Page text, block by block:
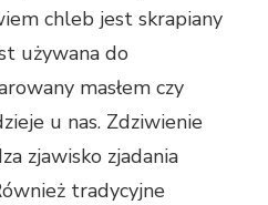
chleb jest skrapiany
używana do
masłem czy
u nas. Zdziwienie
zjawisko zjadania
tradycyjne